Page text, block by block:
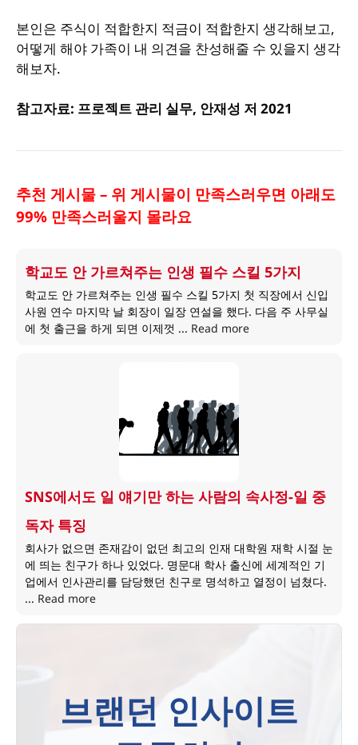
본인은 주식이 적합한지 적금이 적합한지 생각해보고,
어떻게 해야 가족이 내 의견을 찬성해줄 수 있을지 생각
해보자.
참고자료: 프로젝트 관리 실무, 안재성 저 2021
추천 게시물 – 위 게시물이 만족스러우면 아래도
99% 만족스러울지 몰라요
학교도 안 가르쳐주는 인생 필수 스킬 5가지
학교도 안 가르쳐주는 인생 필수 스킬 5가지 첫 직장에서 신입
사원 연수 마지막 날 회장이 일장 연설을 했다. 다음 주 사무실
에 첫 출근을 하게 되면 이제껏 ... Read more
SNS에서도 일 얘기만 하는 사람의 속사정-일 중
독자 특징
회사가 없으면 존재감이 없던 최고의 인재 대학원 재학 시절 눈
에 띄는 친구가 하나 있었다. 명문대 학사 출신에 세계적인 기
업에서 인사관리를 담당했던 친구로 명석하고 열정이 넘쳤다.
... Read more
브랜던 인사이트